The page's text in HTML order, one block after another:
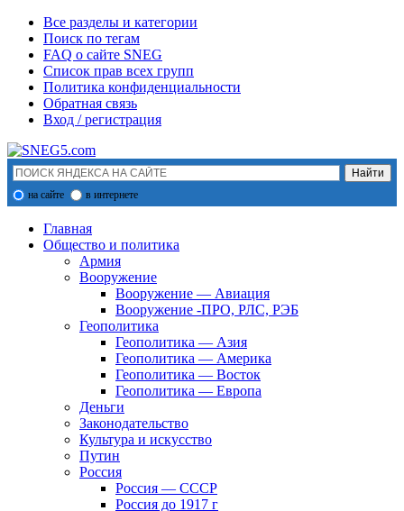
Все разделы и категории
Поиск по тегам
FAQ о сайте SNEG
Список прав всех групп
Политика конфиденциальности
Обратная связь
Вход / регистрация
на сайте в интернете
Главная
Общество и политика
Армия
Вооружение
Вооружение — Авиация
Вооружение -ПРО, РЛС, РЭБ
Геополитика
Геополитика — Азия
Геополитика — Америка
Геополитика — Восток
Геополитика — Европа
Деньги
Законодательство
Культура и искусство
Путин
Россия
Россия — СССР
Россия до 1917 г